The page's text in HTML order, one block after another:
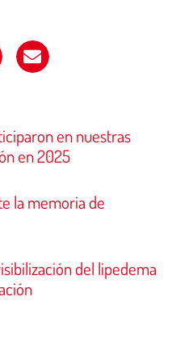
en nuestras
en 2025
la memoria de
del lipedema